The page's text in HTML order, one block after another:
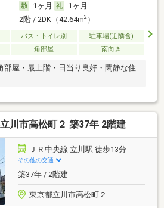
1ヶ月
1ヶ月
2階 / 2DK（42.64m2）
バス・トイレ別
駐車場(近隣含)
角部屋 南向き
部屋・最上階・日当り良好・閑静な住
川市高松町２ 築37年 2階建
ＪＲ中央線 立川駅 徒歩13分
その他の交通
築37年 / 2階建
東京都立川市高松町２